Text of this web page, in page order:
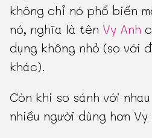
không chỉ nó phổ biến
nó, nghĩa là tên Vy Anh
dụng không nhỏ (so với
khác).
Còn khi so sánh với
nhiều người dùng hơn Vy